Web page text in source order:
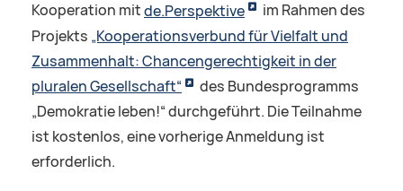
Kooperation mitde.Perspektive
im Rahmen des
Projekts „Kooperationsverbund für Vielfalt und
Zusammenhalt: Chancengerechtigkeit in der
pluralen Gesellschaft“
des Bundesprogramms
„Demokratie leben!“ durchgeführt. Die Teilnahme
ist kostenlos, eine vorherige Anmeldung ist
erforderlich.